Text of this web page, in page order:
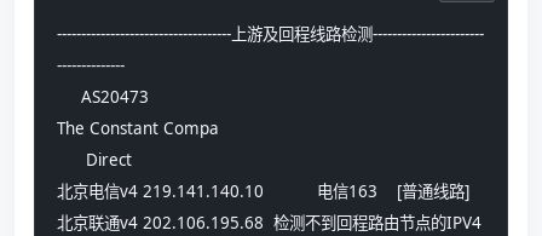
------------------------------------上游及回程线路检测-----------------------
--------------
     AS20473
The Constant Compa
      Direct
北京电信v4 219.141.140.10           电信163    [普通线路]
北京联通v4 202.106.195.68  检测不到回程路由节点的IPV4